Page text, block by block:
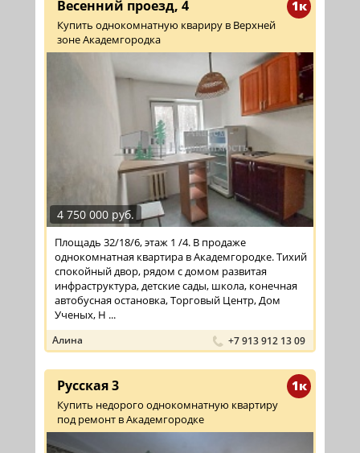
1к
Весенний проезд, 4
Купить однокомнатную квариру в Верхней
зоне Академгородка
4 750 000 руб.
Площадь 32/18/6, этаж 1 /4. В продаже
однокомнатная квартира в Академгородке. Тихий
спокойный двор, рядом с домом развитая
инфраструктура, детские сады, школа, конечная
автобусная остановка, Торговый Центр, Дом
Ученых, Н ...
Алина +7 913 912 13 09
1к
Русская 3
Купить недорого однокомнатную квартиру
под ремонт в Академгородке